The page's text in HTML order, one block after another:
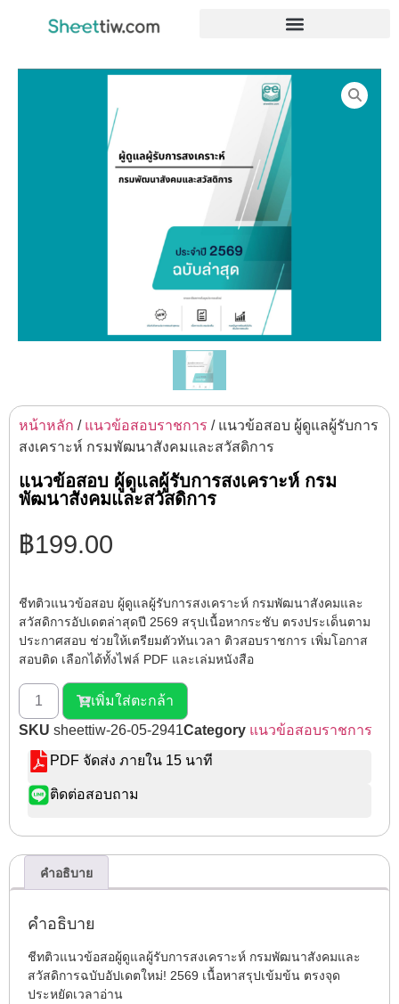
หน้าหลัก / แนวข้อสอบราชการ / แนวข้อสอบ ผู้ดูแลผู้รับการ
สงเคราะห์ กรมพัฒนาสังคมและสวัสดิการ
แนวข้อสอบ ผู้ดูแลผู้รับการสงเคราะห์ กรม
พัฒนาสังคมและสวัสดิการ
฿199.00
ชีทติวแนวข้อสอบ ผู้ดูแลผู้รับการสงเคราะห์ กรมพัฒนาสังคมและ
สวัสดิการอัปเดตล่าสุดปี 2569 สรุปเนื้อหากระชับ ตรงประเด็นตาม
ประกาศสอบ ช่วยให้เตรียมตัวทันเวลา ติวสอบราชการ เพิ่มโอกาส
สอบติด เลือกได้ทั้งไฟล์ PDF และเล่มหนังสือ
เพิ่มใส่ตะกล้า
SKU sheettiw-26-05-2941Category แนวข้อสอบราชการ
PDF จัดส่ง ภายใน 15 นาที
ติดต่อสอบถาม
คำอธิบาย
คำอธิบาย
ชีทติวแนวข้อสอผู้ดูแลผู้รับการสงเคราะห์ กรมพัฒนาสังคมและ
สวัสดิการฉบับอัปเดตใหม่! 2569 เนื้อหาสรุปเข้มข้น ตรงจุด
ประหยัดเวลาอ่าน